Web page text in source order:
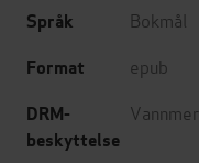
Språk Bokmål
Format epub
DRM-
beskyttelse